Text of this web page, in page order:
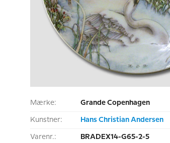
Mærke: Grande Copenhagen
Kunstner: Hans Christian Andersen
Varenr.: BRADEX14-G65-2-5